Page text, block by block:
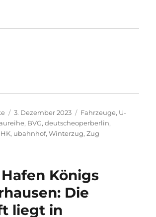
Veröffentlicht
am
3. Dezember 2023 Kategorien
Fahrzeuge, U-
, BVG,deutscheoperberlin,
HK, ubahnhof,Winterzug,Zug
Königs
Die
liegt in